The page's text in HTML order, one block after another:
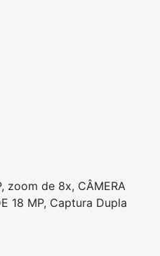
zoom de 8x, CÂMERA
18 MP, Captura Dupla